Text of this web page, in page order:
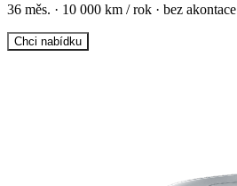
36 měs. · 10 000 km / rok · bez akontace
Chci nabídku